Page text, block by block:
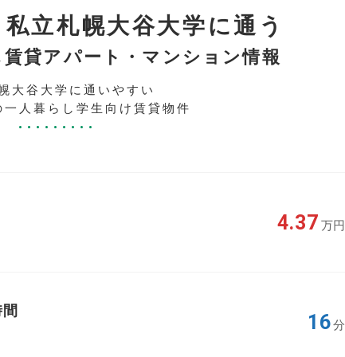
立札幌大谷大学に通う
貸アパート・マンション情報
大谷大学に通いやすい
人暮らし学生向け賃貸物件
4.37万円
16分